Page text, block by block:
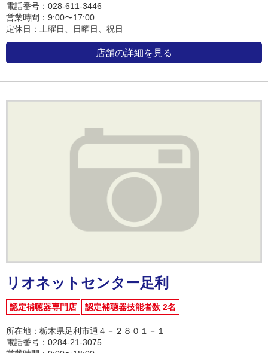
電話番号：028-611-3446
営業時間：9:00〜17:00
定休日：土曜日、日曜日、祝日
店舗の詳細を見る
リオネットセンター足利
認定補聴器専門店 認定補聴器技能者数 2名
所在地：栃木県足利市通４－２８０１－１
電話番号：0284-21-3075